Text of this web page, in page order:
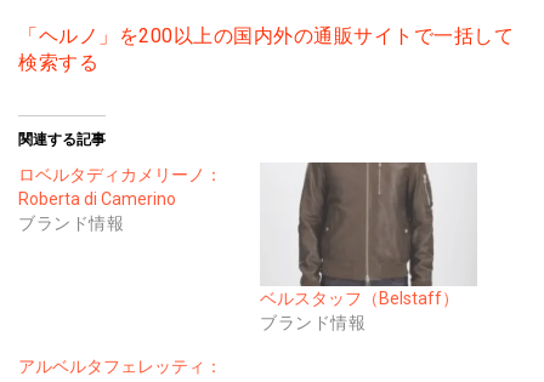
「ヘルノ」を200以上の国内外の通販サイトで一括して
検索する
関連する記事
ロベルタディカメリーノ：
Roberta di Camerino
ブランド情報
ベルスタッフ（Belstaff）
ブランド情報
アルベルタフェレッティ：